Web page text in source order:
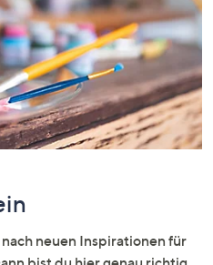
neuen Inspirationen für